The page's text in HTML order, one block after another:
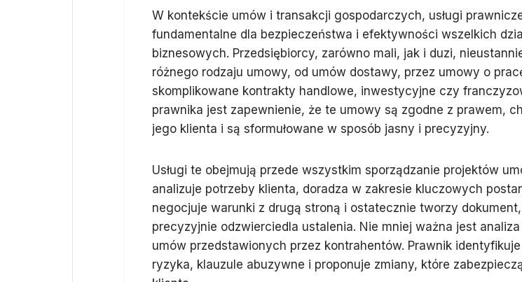
W kontekście umów i transakcji gospodarczych, usługi
fundamentalne dla bezpieczeństwa i efektywności wszelkich
biznesowych. Przedsiębiorcy, zarówno mali, jak i duzi,
różnego rodzaju umowy, od umów dostawy, przez umowy o
skomplikowane kontrakty handlowe, inwestycyjne czy
prawnika jest zapewnienie, że te umowy są zgodne z prawem,
jego klienta i są sformułowane w sposób jasny i precyzyjny.
Usługi te obejmują przede wszystkim sporządzanie projektów
analizuje potrzeby klienta, doradza w zakresie kluczowych
negocjuje warunki z drugą stroną i ostatecznie tworzy
precyzyjnie odzwierciedla ustalenia. Nie mniej ważna jest
umów przedstawionych przez kontrahentów. Prawnik
ryzyka, klauzule abuzywne i proponuje zmiany, które